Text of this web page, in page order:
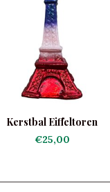
Kerstbal Eiffeltoren
€25,00